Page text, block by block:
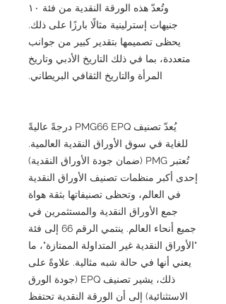
وتُعدّ هذه الورقة النقدية من فئة ١٠
جنيهات إسترلينية مثالًا بارزًا على ذلك.
يحظى تصميمها بتقدير كبير من جوانب
متعددة، بما في ذلك التاريخ الأدبي وتاريخ
المرأة والتاريخ الثقافي البريطاني.
يُعدّ تصنيف PMG66 EPQ درجةً عاليةً
للغاية في سوق الأوراق النقدية العالمية.
تُعتبر PMG (ضمان جودة الأوراق النقدية)
إحدى أكبر منظمات تصنيف الأوراق النقدية
في العالم، وتحظى تصنيفاتها بثقة هواة
جمع الأوراق النقدية والمستثمرين في
جميع أنحاء العالم. ينتمي الرقم 66 إلى فئة
"الأوراق النقدية غير المتداولة الممتازة"، ما
يعني أنها في حالة شبه مثالية. علاوةً على
ذلك، يشير تصنيف EPQ (جودة الورق
الاستثنائية) إلى أن الورقة النقدية تحتفظ